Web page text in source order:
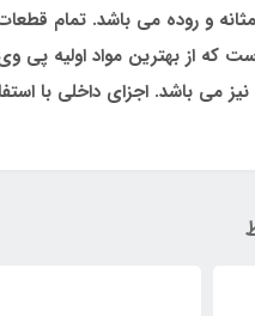
و روده می ­باشد. تمام
که از بهترین مواد اولیه
نیز می ‌باشد. اجزای داخلی